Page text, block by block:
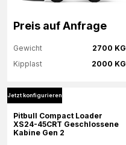
Preis auf Anfrage
2700 KG
Gewicht
2000 KG
Kipplast
Mehr Informationen
Jetzt konfigurieren
Jetzt konfigurieren
Pitbull Compact Loader
XS24-45CRT Geschlossene
Kabine Gen 2